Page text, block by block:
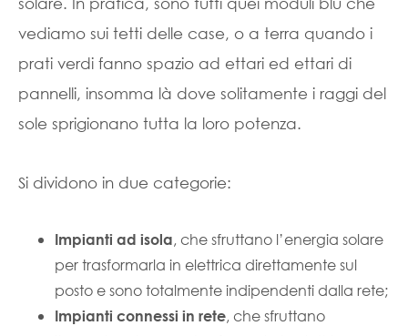
vediamo sui tetti delle case, o a terra quando i
prati verdi fanno spazio ad ettari ed ettari di
pannelli, insomma là dove solitamente i raggi del
sole sprigionano tutta la loro potenza.
Si dividono in due categorie:
Impianti ad isola, che sfruttano l’energia solare
per trasformarla in elettrica direttamente sul
posto e sono totalmente indipendenti dalla rete;
Impianti connessi in rete, che sfruttano